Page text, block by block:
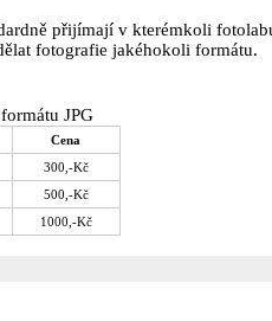
přijímají v kterémkoli
fotografie jakéhokoli formátu.
JPG
Cena
300,-Kč
500,-Kč
1000,-Kč